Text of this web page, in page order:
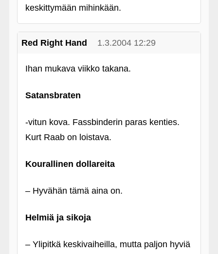
keskittymään mihinkään.
Red Right Hand 1.3.2004 12:29
Ihan mukava viikko takana.
Satansbraten
‑vitun kova. Fassbinderin paras kenties.
Kurt Raab on loistava.
Kourallinen dollareita
– Hyvähän tämä aina on.
Helmiä ja sikoja
– Ylipitkä keskivaiheilla, mutta paljon hyviä